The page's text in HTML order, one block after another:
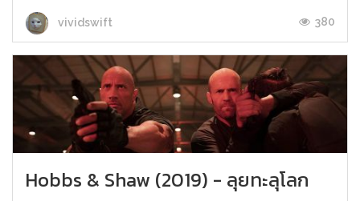
vividswift 380
Hobbs & Shaw (2019) - ลุยทะลุโลก